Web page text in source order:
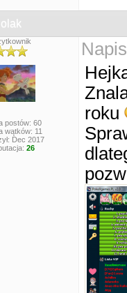
postów: 60
wątków: 11
Dec 2017
26
roku